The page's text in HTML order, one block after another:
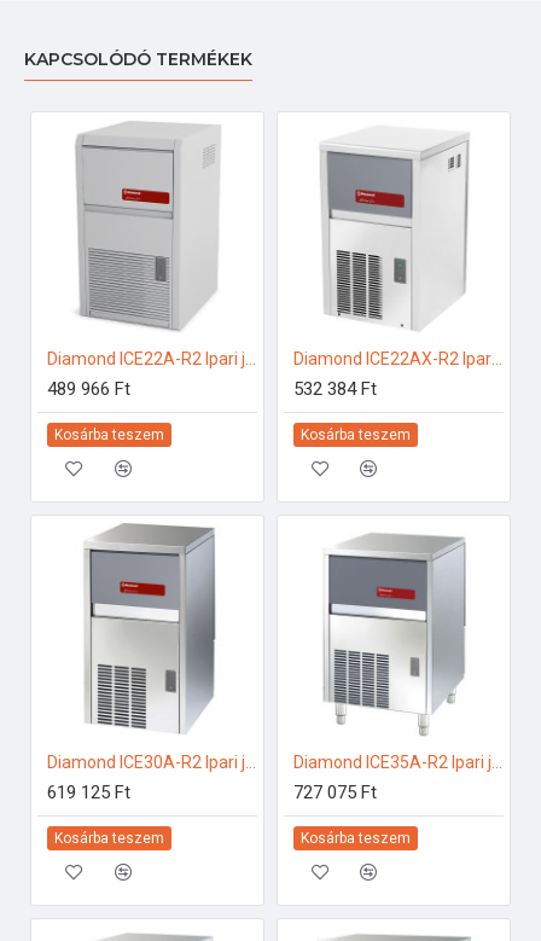
KAPCSOLÓDÓ TERMÉKEK
489 966 Ft
Kosárba teszem
Diamond ICE22AX-R2 Ipari jégkockakészítő
532 384 Ft
Kosárba teszem
619 125 Ft
Kosárba teszem
727 075 Ft
Kosárba teszem